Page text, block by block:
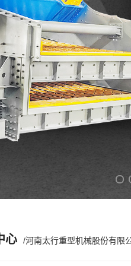
心 /河南太行重型机械股份有限